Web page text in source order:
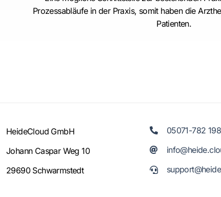
Prozessabläufe in der Praxis, somit haben die
Patienten.
HeideCloud GmbH
Johann Caspar Weg 10
29690 Schwarmstedt
05071-782